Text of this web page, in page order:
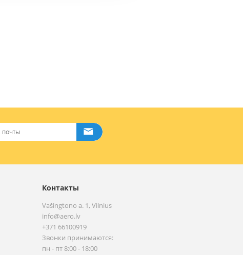
Контакты
Vašingtono a. 1, Vilnius
info@aero.lv
+371 66100919
Звонки принимаются:
пн - пт 8:00 - 18:00